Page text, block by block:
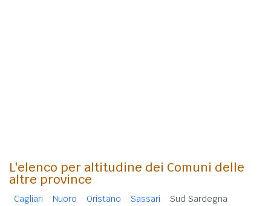
L'elenco per altitudine dei Comuni delle
altre province
Cagliari Nuoro Oristano Sassari Sud Sardegna